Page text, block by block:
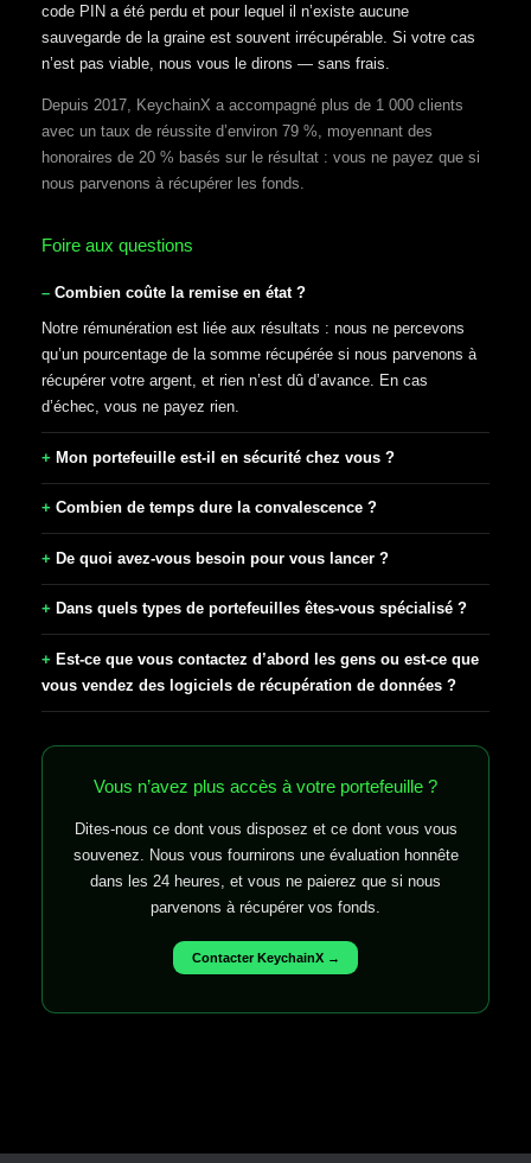
code PIN a été perdu et pour lequel il n’existe aucune
sauvegarde de la graine est souvent irrécupérable. Si votre cas
n’est pas viable, nous vous le dirons — sans frais.
Depuis 2017, KeychainX a accompagné plus de 1 000 clients
avec un taux de réussite d’environ 79 %, moyennant des
honoraires de 20 % basés sur le résultat : vous ne payez que si
nous parvenons à récupérer les fonds.
Foire aux questions
Combien coûte la remise en état ?
Notre rémunération est liée aux résultats : nous ne percevons
qu’un pourcentage de la somme récupérée si nous parvenons à
récupérer votre argent, et rien n’est dû d’avance. En cas
d’échec, vous ne payez rien.
Mon portefeuille est-il en sécurité chez vous ?
Combien de temps dure la convalescence ?
De quoi avez-vous besoin pour vous lancer ?
Dans quels types de portefeuilles êtes-vous spécialisé ?
Est-ce que vous contactez d’abord les gens ou est-ce que
vous vendez des logiciels de récupération de données ?
Vous n’avez plus accès à votre portefeuille ?
Dites-nous ce dont vous disposez et ce dont vous vous
souvenez. Nous vous fournirons une évaluation honnête
dans les 24 heures, et vous ne paierez que si nous
parvenons à récupérer vos fonds.
Contacter KeychainX →